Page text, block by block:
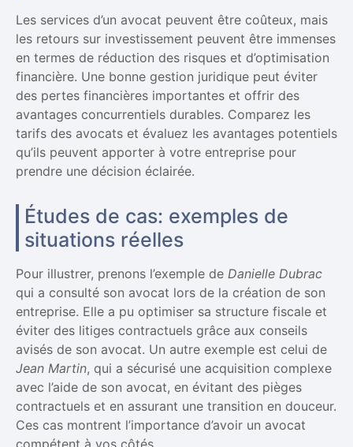
Les services d’un avocat peuvent être coûteux, mais
les retours sur investissement peuvent être immenses
en termes de réduction des risques et d’optimisation
financière. Une bonne gestion juridique peut éviter
des pertes financières importantes et offrir des
avantages concurrentiels durables. Comparez les
tarifs des avocats et évaluez les avantages potentiels
qu’ils peuvent apporter à votre entreprise pour
prendre une décision éclairée.
Études de cas: exemples de
situations réelles
Pour illustrer, prenons l’exemple de Danielle Dubrac
qui a consulté son avocat lors de la création de son
entreprise. Elle a pu optimiser sa structure fiscale et
éviter des litiges contractuels grâce aux conseils
avisés de son avocat. Un autre exemple est celui de
Jean Martin, qui a sécurisé une acquisition complexe
avec l’aide de son avocat, en évitant des pièges
contractuels et en assurant une transition en douceur.
Ces cas montrent l’importance d’avoir un avocat
compétent à vos côtés.